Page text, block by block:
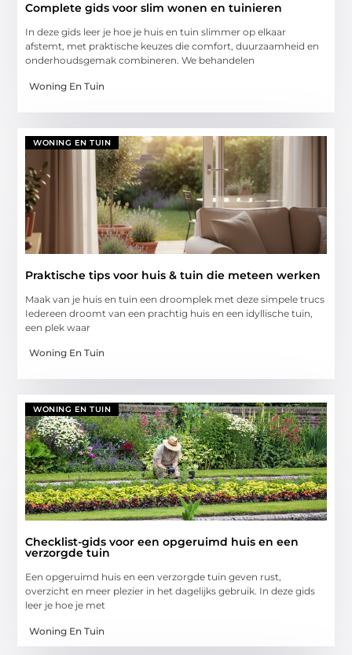
Complete gids voor slim wonen en tuinieren
In deze gids leer je hoe je huis en tuin slimmer op elkaar
afstemt, met praktische keuzes die comfort, duurzaamheid en
onderhoudsgemak combineren. We behandelen
Woning En Tuin
WONING EN TUIN
Praktische tips voor huis & tuin die meteen werken
Maak van je huis en tuin een droomplek met deze simpele trucs
Iedereen droomt van een prachtig huis en een idyllische tuin,
een plek waar
Woning En Tuin
WONING EN TUIN
Checklist-gids voor een opgeruimd huis en een
verzorgde tuin
Een opgeruimd huis en een verzorgde tuin geven rust,
overzicht en meer plezier in het dagelijks gebruik. In deze gids
leer je hoe je met
Woning En Tuin